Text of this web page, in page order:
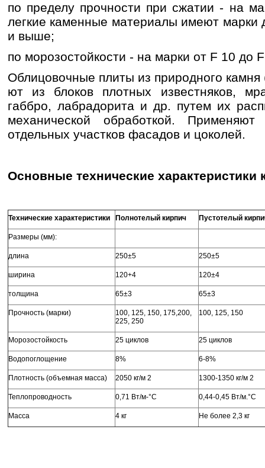
по пределу прочности при сжатии - на
легкие каменные материалы имеют марки
и выше;
по морозостойкости - на марки от F 10 до
Облицовочные плиты из природного
ют из блоков плотных известняков,
габбро, лабрадорита и др. путем их
механической обработкой.
отдельных участков фаса­дов и цоколей.
Основные технические характеристики
Технические характеристики Полнотелый кирпич Пустотелый
Размеры (мм):
длина 250±5 250±5
ширина 120+4 120±4
толщина 65±3 65±3
Прочность (марки)
100, 125, 150, 175,200,
225, 250
100, 125, 150
Морозостойкость 25 циклов 25 циклов
Водопоглощение 8% 6-8%
Плотность (объемная масса) 2050 кг/м 2 1300-1350 кг/м 2
Теплопроводность 0,71 Вт/м-°С 0,44-0,45 Вт/м.°С
Масса 4 кг Не более 2,3 кг